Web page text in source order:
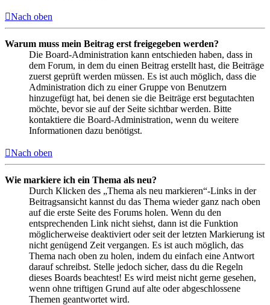
Nach oben
Warum muss mein Beitrag erst freigegeben werden?
Die Board-Administration kann entschieden haben, dass in
dem Forum, in dem du einen Beitrag erstellt hast, die Beiträge
zuerst geprüft werden müssen. Es ist auch möglich, dass die
Administration dich zu einer Gruppe von Benutzern
hinzugefügt hat, bei denen sie die Beiträge erst begutachten
möchte, bevor sie auf der Seite sichtbar werden. Bitte
kontaktiere die Board-Administration, wenn du weitere
Informationen dazu benötigst.
Nach oben
Wie markiere ich ein Thema als neu?
Durch Klicken des „Thema als neu markieren“-Links in der
Beitragsansicht kannst du das Thema wieder ganz nach oben
auf die erste Seite des Forums holen. Wenn du den
entsprechenden Link nicht siehst, dann ist die Funktion
möglicherweise deaktiviert oder seit der letzten Markierung ist
nicht genügend Zeit vergangen. Es ist auch möglich, das
Thema nach oben zu holen, indem du einfach eine Antwort
darauf schreibst. Stelle jedoch sicher, dass du die Regeln
dieses Boards beachtest! Es wird meist nicht gerne gesehen,
wenn ohne triftigen Grund auf alte oder abgeschlossene
Themen geantwortet wird.